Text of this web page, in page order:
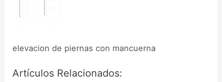
elevacion de piernas con mancuerna
Artículos Relacionados: